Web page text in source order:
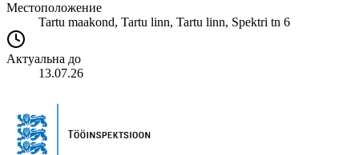
Местоположение
Tartu maakond, Tartu linn, Tartu linn, Spektri tn 6
Актуальна до
13.07.26